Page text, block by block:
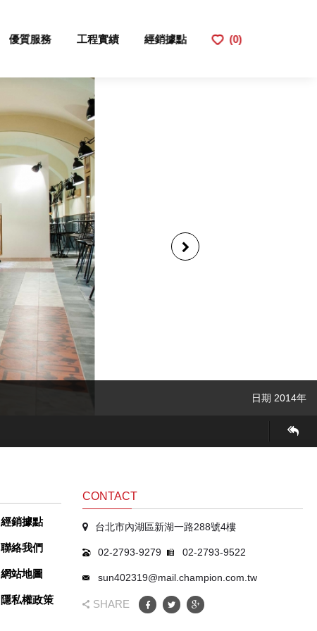
優質服務 工程實績 經銷據點 (0)
日期 2014年
日期 2012年
日期 2016年
日期 2022年
日期 2022年
日期 2022年
日期 2022年
日期 2022年
日期 2022年
日期 2022年
日期 2022年
日期 2022年
日期 2022年
日期 2022年
日期 2022年
日期 2022年
日期 2022年
日期 2022年
日期 2022年
經銷據點
聯絡我們
網站地圖
隱私權政策
CONTACT
台北市內湖區新湖一路288號4樓
02-2793-9279 02-2793-9522
sun402319@mail.champion.com.tw
SHARE